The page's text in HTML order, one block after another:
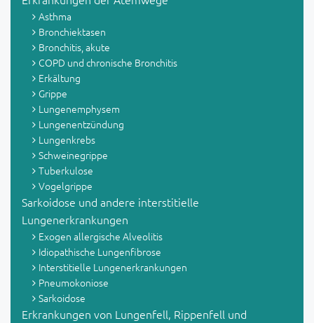
Asthma
Bronchiektasen
Bronchitis, akute
COPD und chronische Bronchitis
Erkältung
Grippe
Lungenemphysem
Lungenentzündung
Lungenkrebs
Schweinegrippe
Tuberkulose
Vogelgrippe
Sarkoidose und andere interstitielle
Lungenerkrankungen
Exogen allergische Alveolitis
Idiopathische Lungenfibrose
Interstitielle Lungenerkrankungen
Pneumokoniose
Sarkoidose
Erkrankungen von Lungenfell, Rippenfell und